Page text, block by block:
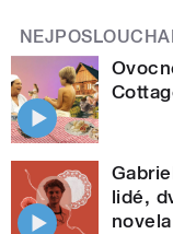
lidé,